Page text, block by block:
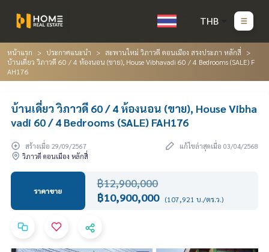
THB
หน้าแรก ประกาศแนะนำ
สะพานใหม่ วิภาวดี ดอนเมือง สรงประภา หลักสี่
บ้านเดี่ยว วิภาวดี 60 / 4 ห้องนอน (ขาย), House Vibhavadi 60 / 4 Bedrooms (SALE) F
AH176
บ้านเดี่ยว วิภาวดี 60 / 4 ห้องนอน (ขาย), House Vibha
vadi 60 / 4 Bedrooms (SALE) FAH176
สร้างเมื่อ 29/09/2567
แก้ไขล่าสุดเมื่อ 03/04/2568
วิภาวดี ดอนเมือง หลักสี่
ราคาขาย
฿12,900,000
฿10,900,000 (107,921 บ./ตร.ว.)